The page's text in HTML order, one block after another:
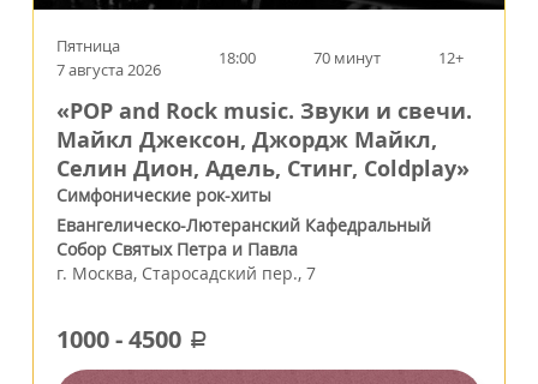
Пятница
7 августа 2026
18:00 70 минут 12+
«POP and Rock music. Звуки и свечи.
Майкл Джексон, Джордж Майкл,
Селин Дион, Адель, Стинг, Coldplay»
Симфонические рок-хиты
Евангелическо-Лютеранский Кафедральный
Собор Святых Петра и Павла
г. Москва, Старосадский пер., 7
1000-4500 a